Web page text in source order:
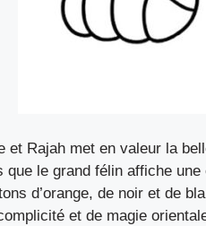
et Rajah met en valeur la
que le grand félin affiche
d’orange, de noir et de
et de magie